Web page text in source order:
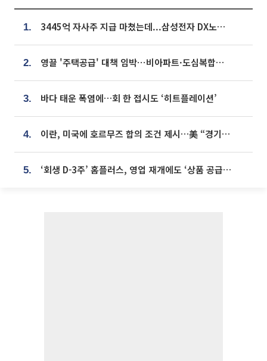
1. 3445억 자사주 지급 마쳤는데...삼성전자 DX노조, 뒤늦은 '떼쓰기 집회'
2. 영끌 '주택공급' 대책 임박⋯비아파트·도심복합까지 총동원
3. 바다 태운 폭염에…회 한 접시도 ‘히트플레이션’
4. 이란, 미국에 호르무즈 합의 조건 제시…美 “경기 아직 안 끝나” [종합]
5. ‘회생 D-3주’ 홈플러스, 영업 재개에도 ‘상품 공급망’ 복구가 생존 관건